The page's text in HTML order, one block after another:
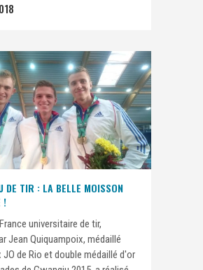
DE TIR : LA BELLE MOISSON
!
universitaire de tir,
Jean Quiquampoix, médaillé
JO de Rio et double médaillé d'or